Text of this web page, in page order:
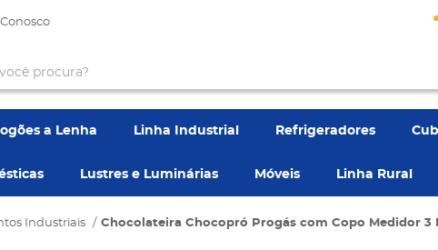
a Lenha Linha Industrial Refrigeradores
Lustres e Luminárias Móveis Linha Rural
Industriais Chocolateira Chocopró Progás com Copo Medidor 3